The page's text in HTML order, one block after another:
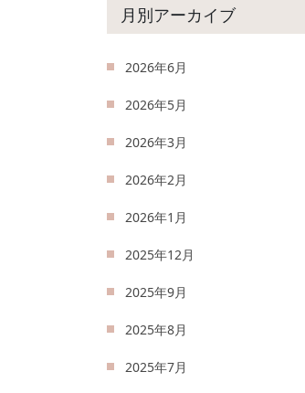
月別アーカイブ
2026年6月
2026年5月
2026年3月
2026年2月
2026年1月
2025年12月
2025年9月
2025年8月
2025年7月